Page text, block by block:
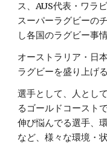
ス、AUS代表・ワラ
スーパーラグビーの
し各国のラグビー事
オーストラリア・日
ラグビーを盛り上げ
選手として、人とし
るゴールドコースト
伸び悩んでる選手、
など、様々な環境・